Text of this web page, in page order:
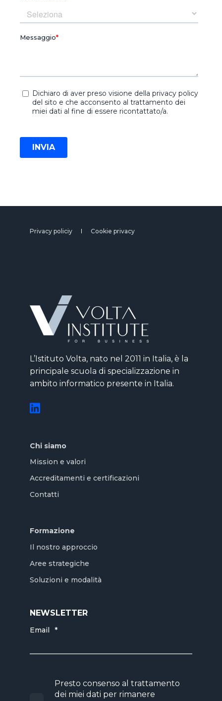
Privacy policiy Cookie privacy
L’Istituto Volta, nato nel 2011 in Italia, è la
principale scuola di specializzazione in
ambito informatico presente in Italia.
Chi siamo
Mission e valori
Accreditamenti e certificazioni
Contatti
Formazione
Il nostro approccio
Aree strategiche
Soluzioni e modalità
NEWSLETTER
Email *
Presto consenso al trattamento
dei miei dati per rimanere